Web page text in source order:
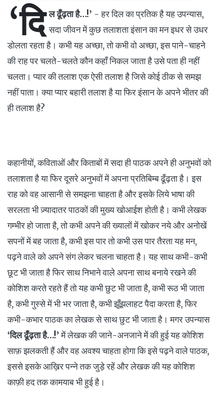
‘दि ल ढूँढ़ता है…!’ - हर दिल का प्रतिक है यह उपन्यास,
सदा जीवन में कुछ तलाशता इंसान का मन इधर से उधर
डोलता रहता है। कभी यह अच्छा, तो कभी वो अच्छा, इस पाने-चाहने
की राह पर चलते-चलते कौन कहाँ निकल जाता है उसे पता ही नहीं
चलता। प्यार की तलाश एक ऐसी तलाश है जिसे कोई ठीक से समझ
नहीं पाता। क्या प्यार बहारी तलाश है या फिर इंसान के अपने भीतर की
ही तलाश है?
कहानीयों, कविताओं और किताबों में सदा ही पाठक अपने ही अनुभवों को
तलाशता है या फिर दूसरे अनुभवों में अपना प्रतिबिम्ब ढूँढ़ता है। इस
राह को वह आसानी से समझना चाहता है और इसके लिये भाषा की
सरलता भी ज़्यादातर पाठकों की मुख्य खोआईश होती है। कभी लेखक
गम्भीर हो जाता है, तो कभी अपने की ख्यालों में खोकर नये और अनोखें
सपनों में बह जाता है, कभी इस पार तो कभी उस पार तैरता यह मन,
पढ़ने वाले को अपने संग लेकर चलना चाहता है। यह साथ कभी-कभी
छूट भी जाता है फिर साथ निभाने वाले अपना साथ बनाये रखने की
कोशिश करते रहते हैं तो यह कभी छुट भी जाता है, कभी रूठ भी जाता
है, कभी गुस्से में भी भर जाता है, कभी झूँझलाहट पैदा करता है, फिर
कभी-कभार पाठक का लेखक से साथ छुट भी जाता है। मगर उपन्यास
‘दिल ढूँढ़ता है…!’में लेखक की जाने-अनजाने में की हुई यह कोशिश
साफ़ झलकती हैं और वह अवश्य चाहता होगा कि इसे पढ़ने वाले पाठक,
इससे इसके आख़िर पन्ने तक जुड़े रहें और लेखक की यह कोशिश
काफ़ी हद तक कामयाब भी हुई है।